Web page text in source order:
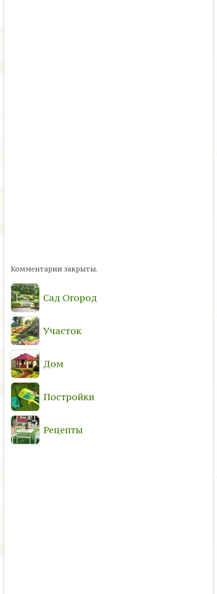
Комментарии закрыты.
Сад Огород
Участок
Дом
Постройки
Рецепты